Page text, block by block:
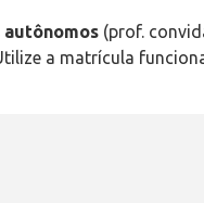
autônomos (prof.
a matrícula